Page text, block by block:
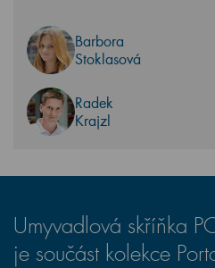
Barbora
Stoklasová
Radek
Krajzl
Umyvadlová skříňka
je součást kolekce